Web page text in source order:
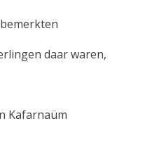
daar waren,
Kafarnaüm